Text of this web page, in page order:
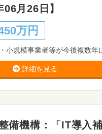
月26日】
万円
詳細を見る
備機構：「IT導入